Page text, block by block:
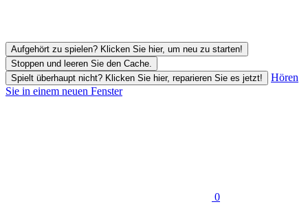
Aufgehört zu spielen? Klicken Sie hier, um neu zu starten!
Stoppen und leeren Sie den Cache.
Spielt überhaupt nicht? Klicken Sie hier, reparieren Sie es jetzt!
Hören
Sie in einem neuen Fenster
0